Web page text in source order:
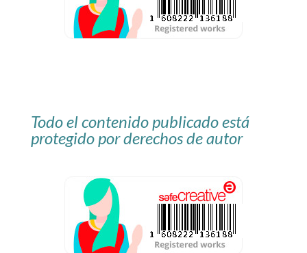
Todo el contenido publicado está
protegido por derechos de autor